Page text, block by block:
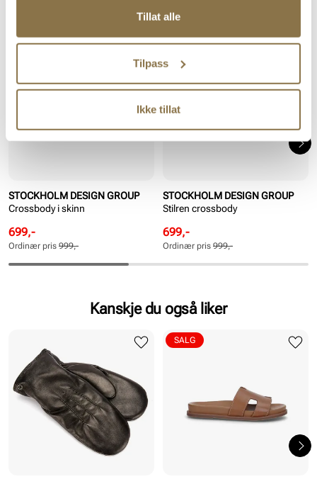
Tillat alle
Tilpass
Ikke tillat
Lignende produkter
STOCKHOLM DESIGN GROUP
Crossbody i skinn
Rabattert
pris
Pris
699,-
Ordinær
pris
Pris
Ordinær pris 999,-
SALG
STOCKHOLM DESIGN GROUP
Stilren crossbody
Rabattert
pris
Pris
699,-
Ordinær
pris
Pris
Ordinær pris 999,-
SALG
Kanskje du også liker
SALG